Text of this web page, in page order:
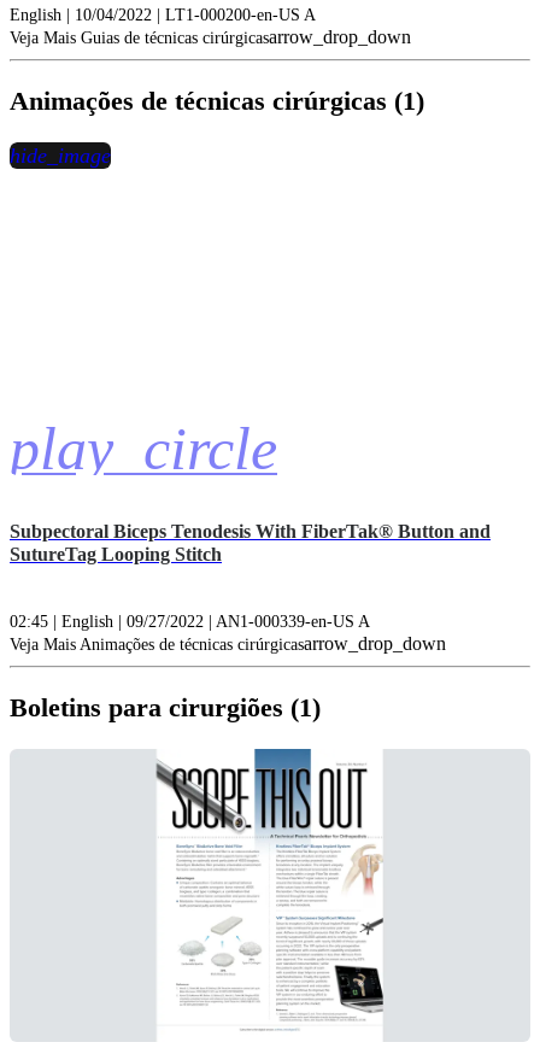
English | 10/04/2022 | LT1-000200-en-US A
Veja Mais Guias de técnicas cirúrgicasarrow_drop_down
Animações de técnicas cirúrgicas (1)
play_circle
hide_image
Subpectoral Biceps Tenodesis With FiberTak® Button and
SutureTag Looping Stitch
02:45 | English | 09/27/2022 | AN1-000339-en-US A
Veja Mais Animações de técnicas cirúrgicasarrow_drop_down
Boletins para cirurgiões (1)